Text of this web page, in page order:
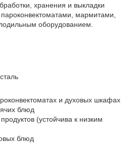
хранения и выкладки
мармитами,
оборудованием.
и духовых шкафах
блюд
(устойчива к низким
блюд